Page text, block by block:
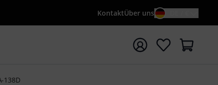
KontaktÜber uns
mit Suchwort {searchTerm} starten
138D